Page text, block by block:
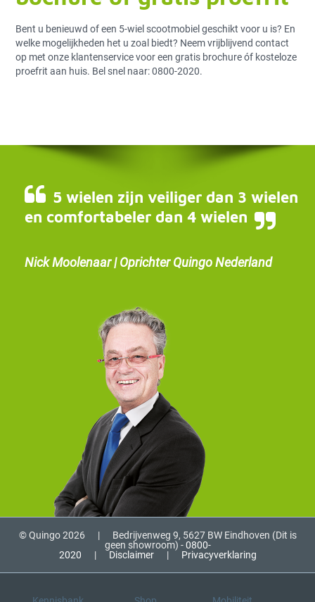
Bent u benieuwd of een 5-wiel scootmobiel geschikt voor u is? En
welke mogelijkheden het u zoal biedt? Neem vrijblijvend contact
op met onze klantenservice voor een gratis brochure óf kosteloze
proefrit aan huis. Bel snel naar: 0800-2020.
5 wielen zijn veiliger dan 3 wielen
en comfortabeler dan 4 wielen
Nick Moolenaar | Oprichter Quingo Nederland
© Quingo 2026 |
Bedrijvenweg 9, 5627 BW Eindhoven (Dit is
geen showroom) -0800-
2020
| Disclaimer | Privacyverklaring